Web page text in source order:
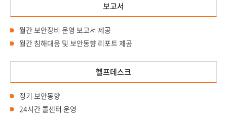
보고서
월간 보안장비 운영 보고서 제공
월간 침해대응 및 보안동향 리포트 제공
헬프데스크
정기 보안동향
24시간 콜센터 운영